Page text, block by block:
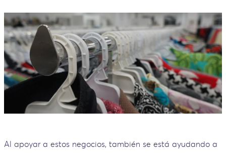
Al apoyar a estos negocios, también se está ayudando a